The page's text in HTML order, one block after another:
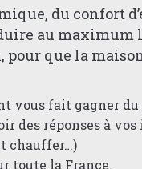
du confort
au maximum
que la
vous fait gagner
des réponses à
chauffer…)
toute la France.